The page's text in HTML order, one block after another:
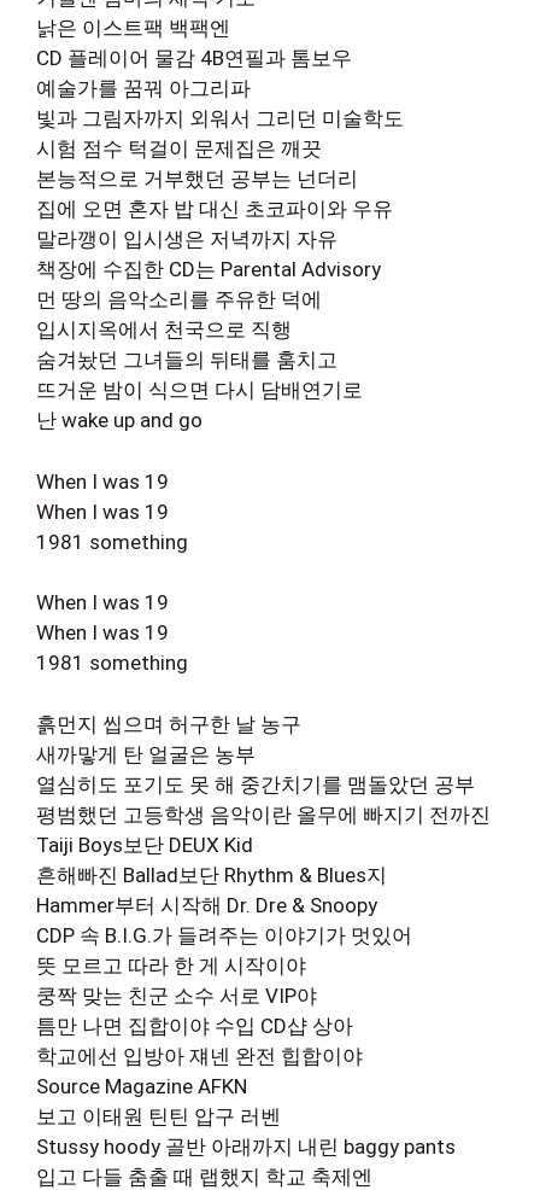
낡은 이스트팩 백팩엔
CD 플레이어 물감 4B연필과 톰보우
예술가를 꿈꿔 아그리파
빛과 그림자까지 외워서 그리던 미술학도
시험 점수 턱걸이 문제집은 깨끗
본능적으로 거부했던 공부는 넌더리
집에 오면 혼자 밥 대신 초코파이와 우유
말라깽이 입시생은 저녁까지 자유
책장에 수집한 CD는 Parental Advisory
먼 땅의 음악소리를 주유한 덕에
입시지옥에서 천국으로 직행
숨겨놨던 그녀들의 뒤태를 훔치고
뜨거운 밤이 식으면 다시 담배연기로
난 wake up and go
When I was 19
When I was 19
1981 something
When I was 19
When I was 19
1981 something
흙먼지 씹으며 허구한 날 농구
새까맣게 탄 얼굴은 농부
열심히도 포기도 못 해 중간치기를 맴돌았던 공부
평범했던 고등학생 음악이란 올무에 빠지기 전까진
Taiji Boys보단 DEUX Kid
흔해빠진 Ballad보단 Rhythm & Blues지
Hammer부터 시작해 Dr. Dre & Snoopy
CDP 속 B.I.G.가 들려주는 이야기가 멋있어
뜻 모르고 따라 한 게 시작이야
쿵짝 맞는 친군 소수 서로 VIP야
틈만 나면 집합이야 수입 CD샵 상아
학교에선 입방아 쟤넨 완전 힙합이야
Source Magazine AFKN
보고 이태원 틴틴 압구 러벤
Stussy hoody 골반 아래까지 내린 baggy pants
입고 다들 춤출 때 랩했지 학교 축제엔